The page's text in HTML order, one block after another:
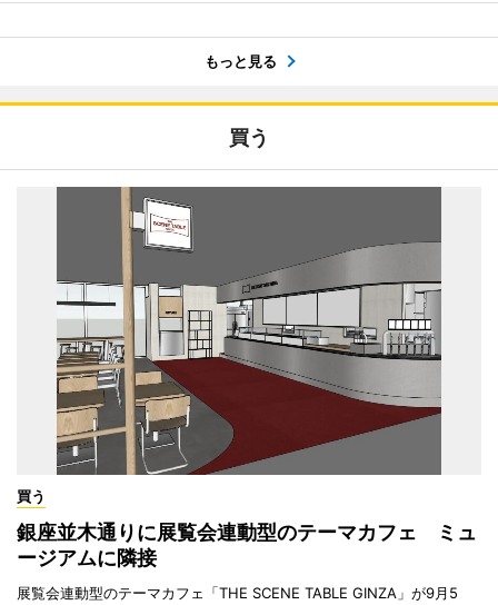
もっと見る
買う
買う
銀座並木通りに展覧会連動型のテーマカフェ ミュ
ージアムに隣接
展覧会連動型のテーマカフェ「THE SCENE TABLE GINZA」が9月5